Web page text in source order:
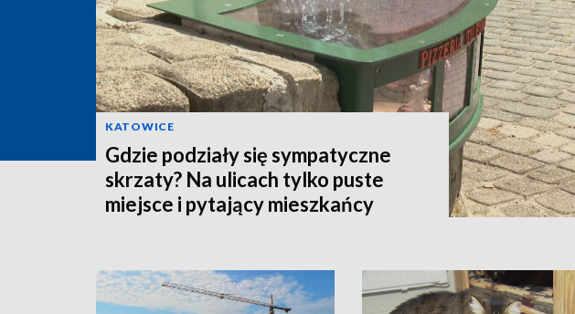
KATOWICE
Gdzie podziały się sympatyczne
skrzaty? Na ulicach tylko puste
miejsce i pytający mieszkańcy